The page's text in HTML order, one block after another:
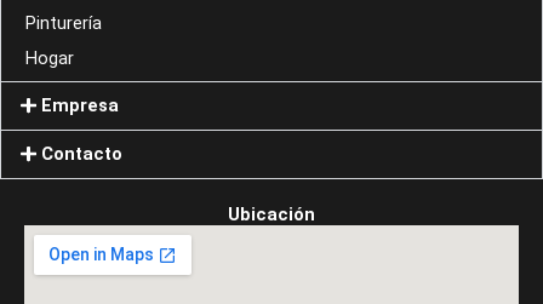
Pinturería
Hogar
Empresa
Contacto
Ubicación